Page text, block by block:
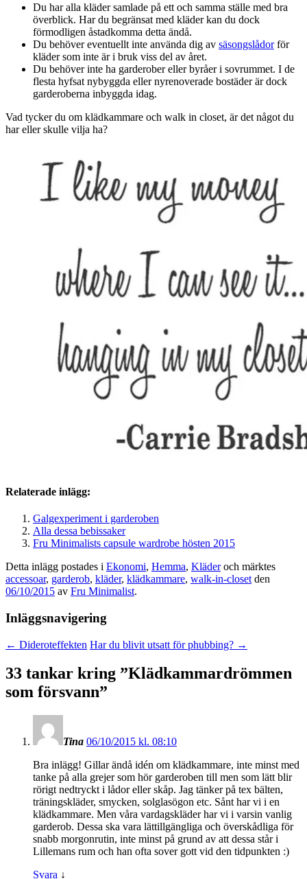
Du har alla kläder samlade på ett och samma ställe med bra
överblick. Har du begränsat med kläder kan du dock
förmodligen åstadkomma detta ändå.
Du behöver eventuellt inte använda dig av säsongslådorför
kläder som inte är i bruk viss del av året.
Du behöver inte ha garderober eller byråer i sovrummet. I de
flesta hyfsat nybyggda eller nyrenoverade bostäder är dock
garderoberna inbyggda idag.
Vad tycker du om klädkammare och walk in closet, är det något du
har eller skulle vilja ha?
Relaterade inlägg:
Galgexperiment i garderoben
Alla dessa bebissaker
Fru Minimalists capsule wardrobe hösten 2015
Detta inlägg postades i Ekonomi, Hemma, Kläderoch märktes
accessoar, garderob, kläder, klädkammare, walk-in-closet den
06/10/2015 av Fru Minimalist.
Inläggsnavigering
← Dideroteffekten Har du blivit utsatt för phubbing? →
33 tankar kring ”Klädkammardrömmen
som försvann”
Tina 06/10/2015 kl. 08:10
Bra inlägg! Gillar ändå idén om klädkammare, inte minst med
tanke på alla grejer som hör garderoben till men som lätt blir
rörigt nedtryckt i lådor eller skåp. Jag tänker på tex bälten,
träningskläder, smycken, solglasögon etc. Sånt har vi i en
klädkammare. Men våra vardagskläder har vi i varsin vanlig
garderob. Dessa ska vara lättillgängliga och överskådliga för
snabb morgonrutin, inte minst på grund av att dessa står i
Lillemans rum och han ofta sover gott vid den tidpunkten :)
Svara ↓